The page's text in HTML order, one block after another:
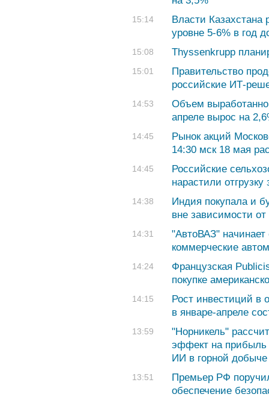
15:14
Власти
уровне 5-6% в год
15:08 Thyssenkrupp
15:01
Правительство
российские ИТ-
14:53
Объем
апреле вырос на
14:45
Рынок акций
14:30 мск 18 мая
14:45
Российские
нарастили отгрузку
14:38
Индия покупала и
вне зависимости
14:31
"АвтоВАЗ" начинает
коммерческие
14:24
Французская
покупке
14:15
Рост инвестиций в
в январе-апреле
13:59
"Норникель"
эффект на
ИИ в горной добыче
13:51
Премьер РФ
обеспечение